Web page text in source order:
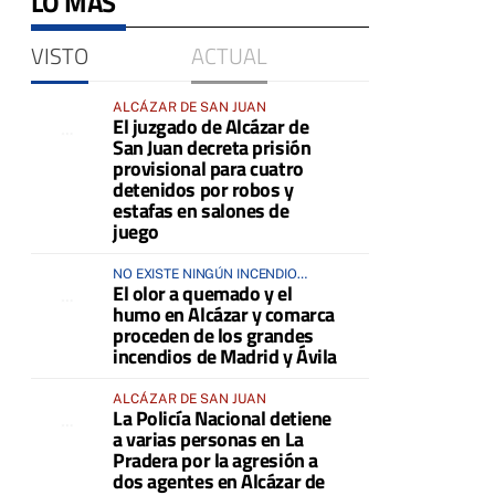
VISTO ACTUAL
ALCÁZAR DE SAN JUAN
El juzgado de Alcázar de
San Juan decreta prisión
provisional para cuatro
detenidos por robos y
estafas en salones de
juego
NO EXISTE NINGÚN INCENDIO
ACTIVO EN LA COMARCA
El olor a quemado y el
humo en Alcázar y comarca
proceden de los grandes
incendios de Madrid y Ávila
ALCÁZAR DE SAN JUAN
La Policía Nacional detiene
a varias personas en La
Pradera por la agresión a
dos agentes en Alcázar de